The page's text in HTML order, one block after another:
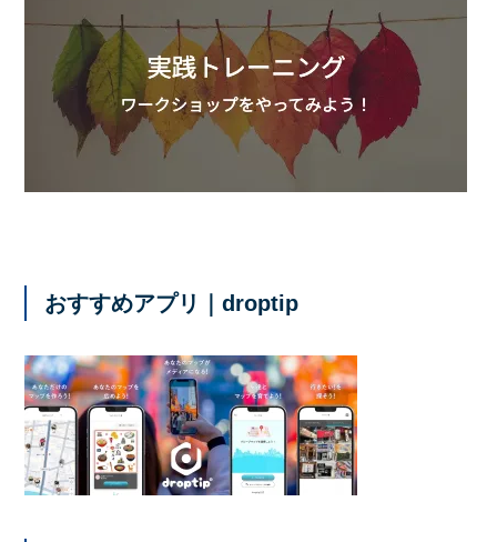
おすすめアプリ｜droptip